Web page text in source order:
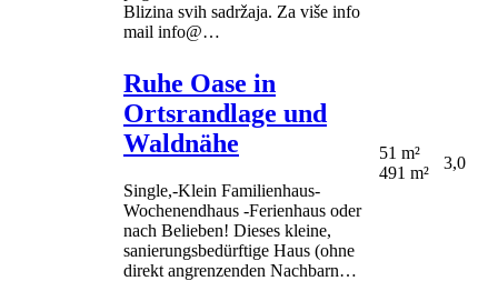
Blizina svih sadržaja. Za više info
mail info@…
Ruhe Oase in
Ortsrandlage und
Waldnähe
Single,-Klein Familienhaus-
Wochenendhaus -Ferienhaus oder
nach Belieben! Dieses kleine,
sanierungsbedürftige Haus (ohne
direkt angrenzenden Nachbarn…
51 m²
491 m²
3,0